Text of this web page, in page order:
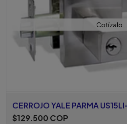
Cotízalo
CERROJO YALE PARMA
$129.500 COP